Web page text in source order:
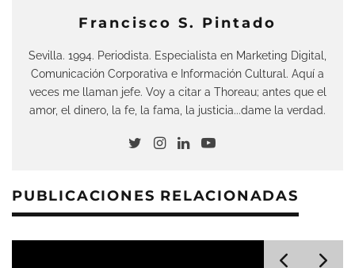
Francisco S. Pintado
Sevilla. 1994. Periodista. Especialista en Marketing Digital,
Comunicación Corporativa e Información Cultural. Aquí a
veces me llaman jefe. Voy a citar a Thoreau; antes que el
amor, el dinero, la fe, la fama, la justicia...dame la verdad.
PUBLICACIONES RELACIONADAS